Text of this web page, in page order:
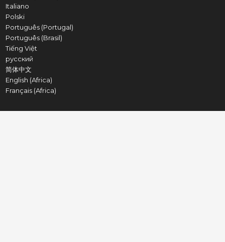
Italiano
Polski
Português (Portugal)
Português (Brasil)
Tiếng Việt
русский
简体中文
English (Africa)
Français (Africa)